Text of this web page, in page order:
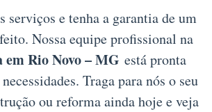
serviços e tenha a garantia de um
Nossa equipe profissional na
Rio Novo – MG está pronta
Traga para nós o seu
ou reforma ainda hoje e veja